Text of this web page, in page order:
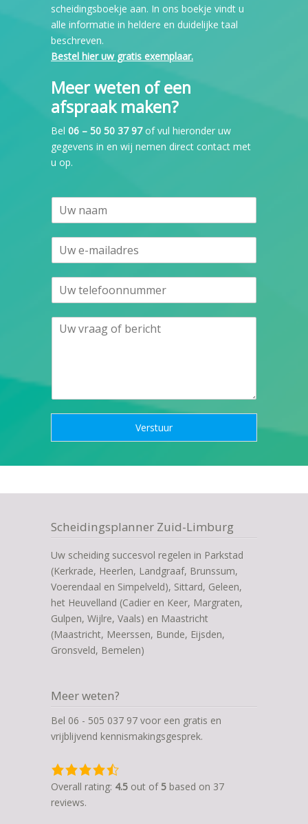
scheidingsboekje aan. In ons boekje vindt u
alle informatie in heldere en duidelijke taal
beschreven.
Bestel hier uw gratis exemplaar.
Meer weten of een
afspraak maken?
Bel 06 – 50 50 37 97of vul hieronder uw
gegevens in en wij nemen direct contact met
u op.
N
E
m
N
U
a
o
b
t
*
Verstuur
Scheidingsplanner Zuid-Limburg
Uw scheiding succesvol regelen in Parkstad
(Kerkrade, Heerlen, Landgraaf, Brunssum,
Voerendaal en Simpelveld), Sittard, Geleen,
het Heuvelland (Cadier en Keer, Margraten,
Gulpen, Wijlre, Vaals) en Maastricht
(Maastricht, Meerssen, Bunde, Eijsden,
Gronsveld, Bemelen)
Meer weten?
Bel 06 - 505 037 97 voor een gratis en
vrijblijvend kennismakingsgesprek.
4,5
rating
based
Overall rating: 4.5 out of 5 based on 37
reviews.